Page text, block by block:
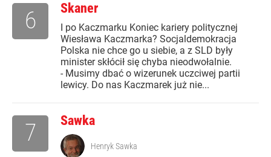
Skaner
I po Kaczmarku Koniec kariery politycznej
Wiesława Kaczmarka? Socjaldemokracja
Polska nie chce go u siebie, a z SLD były
minister skłócił się chyba nieodwołalnie.
- Musimy dbać o wizerunek uczciwej partii
lewicy. Do nas Kaczmarek już nie...
6
Sawka
7 Henryk Sawka